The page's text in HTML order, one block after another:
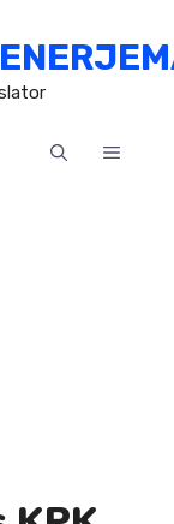
MENU